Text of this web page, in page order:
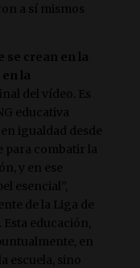
a sí mismos
se crean en la
la
del vídeo. Es
educativa
igualdad desde
para combatir la
y en ese
esencial”,
de la Liga de
educación,
en
escuela, sino